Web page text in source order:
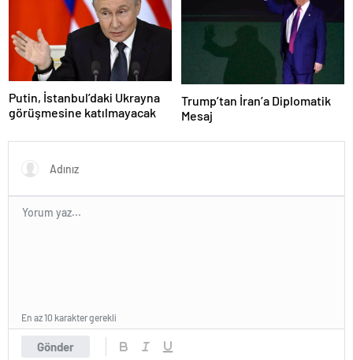
Putin, İstanbul’daki Ukrayna
görüşmesine katılmayacak
Trump’tan İran’a Diplomatik
Mesaj
Gönder
En az 10 karakter gerekli